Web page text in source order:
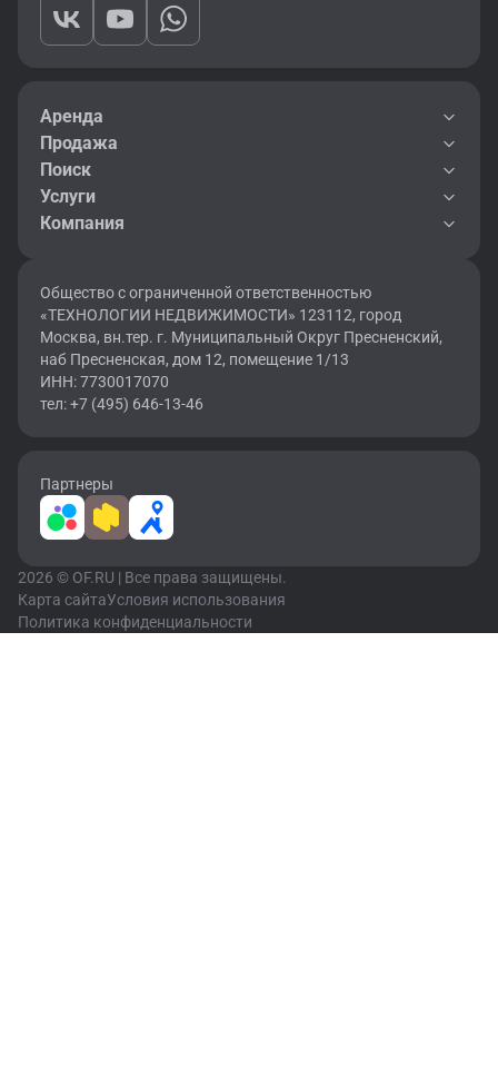
Аренда
Продажа
Поиск
Услуги
Компания
Общество с ограниченной ответственностью
«ТЕХНОЛОГИИ НЕДВИЖИМОСТИ» 123112, город
Москва, вн.тер. г. Муниципальный Округ Пресненский,
наб Пресненская, дом 12, помещение 1/13
ИНН: 7730017070
тел: +7 (495) 646-13-46
Партнеры
2026 © OF.RU | Все права защищены.
Карта сайтаУсловия использования
Политика конфиденциальности